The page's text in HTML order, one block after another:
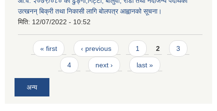
उत्खनन् बिक्री तथा निकासी लागि बोलपत्र आह्वानको सूचना।
मिति: 12/07/2022 - 10:52
Pages
« first ‹ previous 1 2 3
4 next › last »
अन्य